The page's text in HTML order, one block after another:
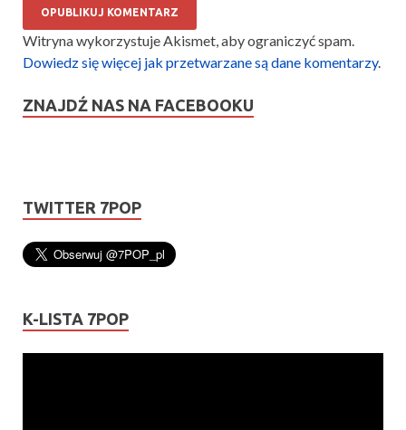
Witryna wykorzystuje Akismet, aby ograniczyć spam.
Dowiedz się więcej jak przetwarzane są dane komentarzy.
ZNAJDŹ NAS NA FACEBOOKU
TWITTER 7POP
K-LISTA 7POP